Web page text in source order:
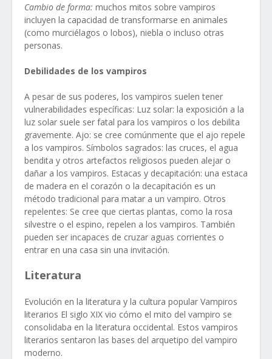
Cambio de forma: muchos mitos sobre vampiros
incluyen la capacidad de transformarse en animales
(como murciélagos o lobos), niebla o incluso otras
personas.
Debilidades de los vampiros
A pesar de sus poderes, los vampiros suelen tener
vulnerabilidades específicas: Luz solar: la exposición a la
luz solar suele ser fatal para los vampiros o los debilita
gravemente. Ajo: se cree comúnmente que el ajo repele
a los vampiros. Símbolos sagrados: las cruces, el agua
bendita y otros artefactos religiosos pueden alejar o
dañar a los vampiros. Estacas y decapitación: una estaca
de madera en el corazón o la decapitación es un
método tradicional para matar a un vampiro. Otros
repelentes: Se cree que ciertas plantas, como la rosa
silvestre o el espino, repelen a los vampiros. También
pueden ser incapaces de cruzar aguas corrientes o
entrar en una casa sin una invitación.
Literatura
Evolución en la literatura y la cultura popular Vampiros
literarios El siglo XIX vio cómo el mito del vampiro se
consolidaba en la literatura occidental. Estos vampiros
literarios sentaron las bases del arquetipo del vampiro
moderno.